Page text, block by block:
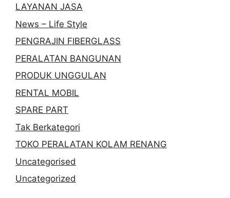
LAYANAN JASA
News – Life Style
PENGRAJIN FIBERGLASS
PERALATAN BANGUNAN
PRODUK UNGGULAN
RENTAL MOBIL
SPARE PART
Tak Berkategori
TOKO PERALATAN KOLAM RENANG
Uncategorised
Uncategorized